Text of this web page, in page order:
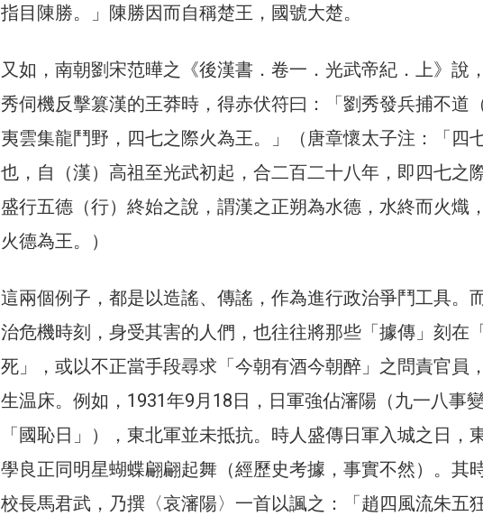
指目陳勝。」陳勝因而自稱楚王，國號大楚。
又如，南朝劉宋范曄之《後漢書．卷一．光武帝紀．上》說
秀伺機反擊篡漢的王莽時，得赤伏符曰：「劉秀發兵捕不道
夷雲集龍鬥野，四七之際火為王。」（唐章懷太子注：「四
也，自（漢）高祖至光武初起，合二百二十八年，即四七之
盛行五德（行）終始之說，謂漢之正朔為水德，水終而火熾
火德為王。）
這兩個例子，都是以造謠、傳謠，作為進行政治爭鬥工具。
治危機時刻，身受其害的人們，也往往將那些「據傳」刻在
死」，或以不正當手段尋求「今朝有酒今朝醉」之問責官員
生温床。例如，1931年9月18日，日軍強佔瀋陽（九一八事
「國恥日」），東北軍並未抵抗。時人盛傳日軍入城之日，
學良正同明星蝴蝶翩翩起舞（經歷史考據，事實不然）。其
校長馬君武，乃撰〈哀瀋陽〉一首以諷之：「趙四風流朱五